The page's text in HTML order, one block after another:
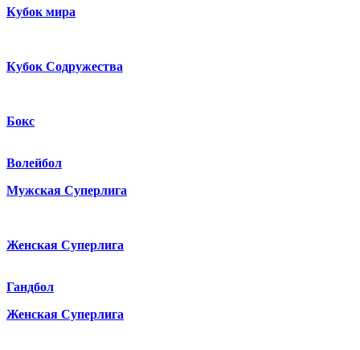
Кубок мира
Кубок Содружества
Бокс
Волейбол
Мужская Суперлига
Женская Суперлига
Гандбол
Женская Суперлига